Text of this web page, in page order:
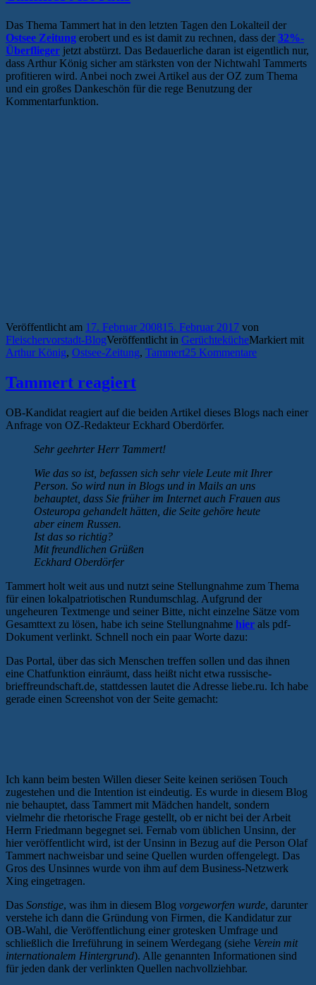
Das Thema Tammert hat in den letzten Tagen den Lokalteil der
Ostsee Zeitung erobert und es ist damit zu rechnen, dass der 32%-
Überflieger jetzt abstürzt. Das Bedauerliche daran ist eigentlich nur,
dass Arthur König sicher am stärksten von der Nichtwahl Tammerts
profitieren wird. Anbei noch zwei Artikel aus der OZ zum Thema
und ein großes Dankeschön für die rege Benutzung der
Kommentarfunktion.
Veröffentlicht am 17. Februar 200815. Februar 2017 von
Fleischervorstadt-BlogVeröffentlicht in GerüchtekücheMarkiert mit
Arthur König, Ostsee-Zeitung, Tammert25 Kommentare
Tammert reagiert
OB-Kandidat reagiert auf die beiden Artikel dieses Blogs nach einer
Anfrage von OZ-Redakteur Eckhard Oberdörfer.
Sehr geehrter Herr Tammert!
Wie das so ist, befassen sich sehr viele Leute mit Ihrer
Person. So wird nun in Blogs und in Mails an uns
behauptet, dass Sie früher im Internet auch Frauen aus
Osteuropa gehandelt hätten, die Seite gehöre heute
aber einem Russen.
Ist das so richtig?
Mit freundlichen Grüßen
Eckhard Oberdörfer
Tammert holt weit aus und nutzt seine Stellungnahme zum Thema
für einen lokalpatriotischen Rundumschlag. Aufgrund der
ungeheuren Textmenge und seiner Bitte, nicht einzelne Sätze vom
Gesamttext zu lösen, habe ich seine Stellungnahme hier als pdf-
Dokument verlinkt. Schnell noch ein paar Worte dazu:
Das Portal, über das sich Menschen treffen sollen und das ihnen
eine Chatfunktion einräumt, dass heißt nicht etwa russische-
brieffreundschaft.de, stattdessen lautet die Adresse liebe.ru. Ich habe
gerade einen Screenshot von der Seite gemacht:
Ich kann beim besten Willen dieser Seite keinen seriösen Touch
zugestehen und die Intention ist eindeutig. Es wurde in diesem Blog
nie behauptet, dass Tammert mit Mädchen handelt, sondern
vielmehr die rhetorische Frage gestellt, ob er nicht bei der Arbeit
Herrn Friedmann begegnet sei. Fernab vom üblichen Unsinn, der
hier veröffentlicht wird, ist der Unsinn in Bezug auf die Person Olaf
Tammert nachweisbar und seine Quellen wurden offengelegt. Das
Gros des Unsinnes wurde von ihm auf dem Business-Netzwerk
Xing eingetragen.
Das Sonstige, was ihm in diesem Blog vorgeworfen wurde, darunter
verstehe ich dann die Gründung von Firmen, die Kandidatur zur
OB-Wahl, die Veröffentlichung einer grotesken Umfrage und
schließlich die Irreführung in seinem Werdegang (siehe Verein mit
internationalem Hintergrund). Alle genannten Informationen sind
für jeden dank der verlinkten Quellen nachvollziehbar.